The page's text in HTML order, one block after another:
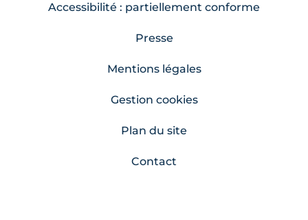
Accessibilité : partiellement conforme
Presse
Mentions légales
Gestion cookies
Plan du site
Contact